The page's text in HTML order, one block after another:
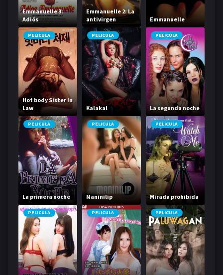
Emmanuelle 3:
Adiós
Emmanuelle
Emmanuelle 2: La
antivirgen
Emmanuelle
PELICULA
Hot body Sister In
Law
PELICULA
Kalakal
PELICULA
La segunda noche
PELICULA
La primera noche
PELICULA
Maninilip
PELICULA
Mirada prohibida
PELICULA PELICULA PELICULA